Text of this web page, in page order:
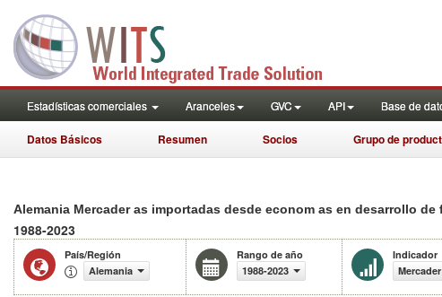
Estadísticas comerciales Aranceles GVC API Base de
Datos Básicos Resumen Socios Grupo de
Alemania Mercader as importadas desde econom as en desarrollo de
1988-2023
País/Región
Alemania
Rango de año
1988-2023
Indicador